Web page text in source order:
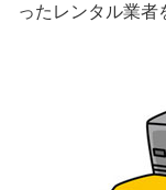
ったレンタル業者